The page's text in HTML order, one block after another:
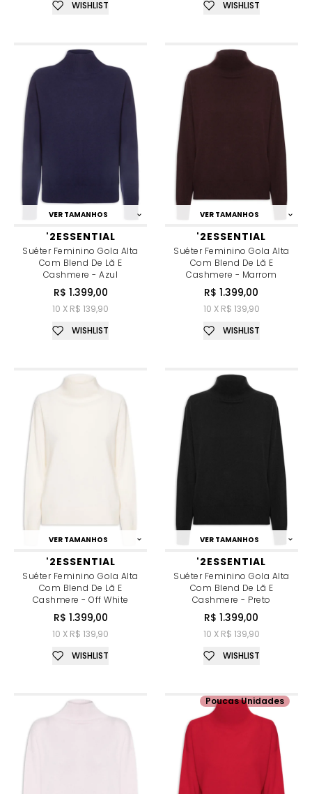
WISHLIST
WISHLIST
VER TAMANHOS
'2ESSENTIAL
Suéter Feminino Gola Alta
Com Blend De Lã E
Cashmere - Azul
R$ 1.399,00
10 X R$ 139,90
WISHLIST
VER TAMANHOS
'2ESSENTIAL
Suéter Feminino Gola Alta
Com Blend De Lã E
Cashmere - Marrom
R$ 1.399,00
10 X R$ 139,90
WISHLIST
VER TAMANHOS
'2ESSENTIAL
Suéter Feminino Gola Alta
Com Blend De Lã E
Cashmere - Off White
R$ 1.399,00
10 X R$ 139,90
WISHLIST
VER TAMANHOS
'2ESSENTIAL
Suéter Feminino Gola Alta
Com Blend De Lã E
Cashmere - Preto
R$ 1.399,00
10 X R$ 139,90
WISHLIST
Poucas Unidades